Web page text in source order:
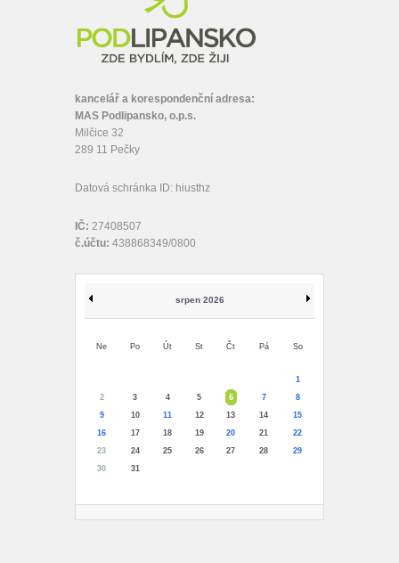
kancelář a korespondenční adresa:
MAS Podlipansko, o.p.s.
Milčice 32
289 11 Pečky
Datová schránka ID: hiusthz
IČ: 27408507
č.účtu: 438868349/0800
srpen 2026
Ne Po Út St Čt Pá So
1
2
3 4 5 6 7
8
9
10 11 12 13 14
15
16
17 18 19 20 21
22
23
24 25 26 27 28
29
30
31